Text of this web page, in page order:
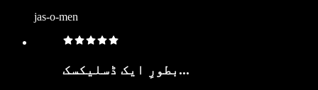
jas-o-men
بطورِ ایک ڈسلیکسک...